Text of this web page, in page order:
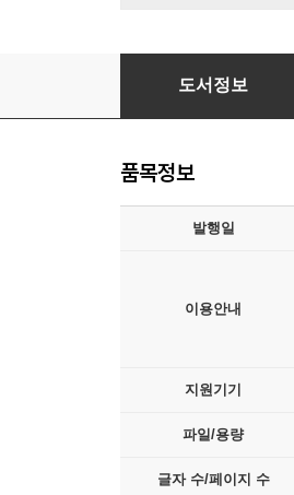
러셀의 인생 수업
도서정보
품목정보
발행일
이용안내
지원기기
파일/용량
글자 수/페이지 수